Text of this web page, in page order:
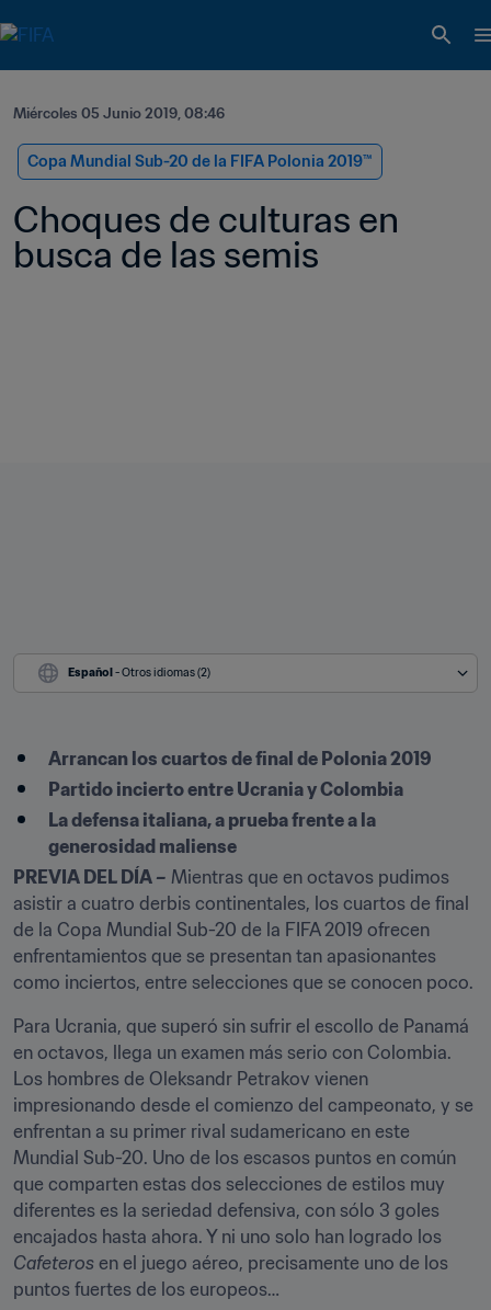
Miércoles 05 Junio 2019, 08:46
Copa Mundial Sub-20 de la FIFA Polonia 2019™
Choques de culturas en
busca de las semis
Español - Otros idiomas (2)
Arrancan los cuartos de final de Polonia 2019
Partido incierto entre Ucrania y Colombia
La defensa italiana, a prueba frente a la
generosidad maliense
PREVIA DEL DÍA – Mientras que en octavos pudimos
asistir a cuatro derbis continentales, los cuartos de final
de la Copa Mundial Sub-20 de la FIFA 2019 ofrecen
enfrentamientos que se presentan tan apasionantes
como inciertos, entre selecciones que se conocen poco.
Para Ucrania, que superó sin sufrir el escollo de Panamá
en octavos, llega un examen más serio con Colombia.
Los hombres de Oleksandr Petrakov vienen
impresionando desde el comienzo del campeonato, y se
enfrentan a su primer rival sudamericano en este
Mundial Sub-20. Uno de los escasos puntos en común
que comparten estas dos selecciones de estilos muy
diferentes es la seriedad defensiva, con sólo 3 goles
Cafeteros en el juego aéreo, precisamente uno de los
puntos fuertes de los europeos…